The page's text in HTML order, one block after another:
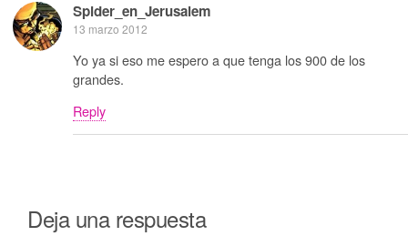
Spider_en_Jerusalem
13 marzo 2012
Yo ya si eso me espero a que tenga los 900 de los
grandes.
Reply
Deja una respuesta